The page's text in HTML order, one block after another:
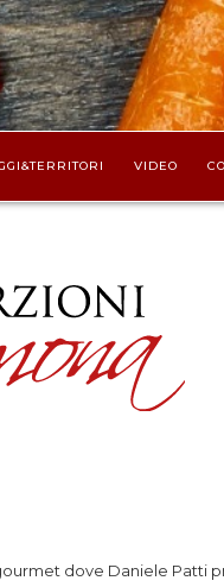
VIDEO
dove Daniele Patti